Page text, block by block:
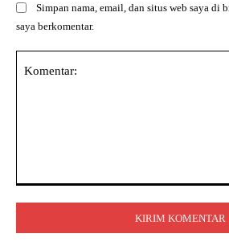
Simpan nama, email, dan situs web saya di
saya berkomentar.